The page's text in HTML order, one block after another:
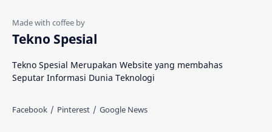
Tekno Spesial
Tekno Spesial Merupakan Website yang membahas
Seputar Informasi Dunia Teknologi